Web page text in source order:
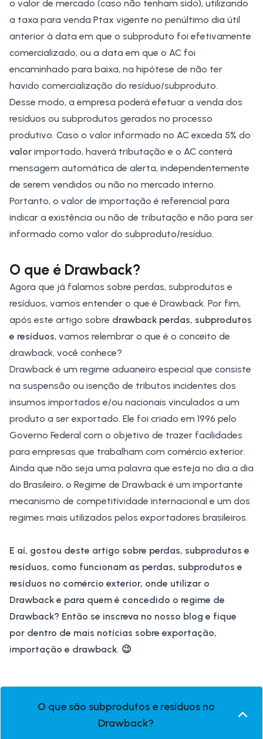
o valor de mercado (caso não tenham sido), utilizando
a taxa para venda Ptax vigente no penúltimo dia útil
anterior à data em que o subproduto foi efetivamente
comercializado, ou a data em que o AC foi
encaminhado para baixa, na hipótese de não ter
havido comercialização do resíduo/subproduto.
Desse modo, a empresa poderá efetuar a venda dos
resíduos ou subprodutos gerados no processo
produtivo. Caso o valor informado no AC exceda 5% do
valor importado, haverá tributação e o AC conterá
mensagem automática de alerta, independentemente
de serem vendidos ou não no mercado interno.
Portanto, o valor de importação é referencial para
indicar a existência ou não de tributação e não para ser
informado como valor do subproduto/resíduo.
O que é Drawback?
Agora que já falamos sobre perdas, subprodutos e
resíduos, vamos entender o que é Drawback. Por fim,
após este artigo sobre drawback perdas, subprodutos
e resíduos, vamos relembrar o que é o conceito de
drawback, você conhece?
Drawback é um regime aduaneiro especial que consiste
na suspensão ou isenção de tributos incidentes dos
insumos importados e/ou nacionais vinculados a um
produto a ser exportado. Ele foi criado em 1996 pelo
Governo Federal com o objetivo de trazer facilidades
para empresas que trabalham com comércio exterior.
Ainda que não seja uma palavra que esteja no dia a dia
do Brasileiro, o Regime de Drawback é um importante
mecanismo de competitividade internacional e um dos
regimes mais utilizados pelos exportadores brasileiros.
E aí, gostou deste artigo sobre perdas, subprodutos e
resíduos, como funcionam as perdas, subprodutos e
resíduos no comércio exterior, onde utilizar o
Drawback e para quem é concedido o regime de
Drawback? Então se inscreva no nosso blog e fique
por dentro de mais notícias sobre exportação,
importação e drawback. 😉
O que são subprodutos e resíduos no
Drawback?